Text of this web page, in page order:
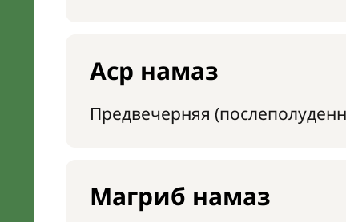
Аср намаз
Предвечерняя
Магриб намаз